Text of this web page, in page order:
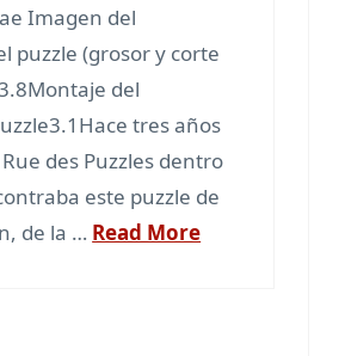
Imagen del
puzzle (grosor y corte
del
tres años
des Puzzles dentro
este puzzle de
de la … Read More